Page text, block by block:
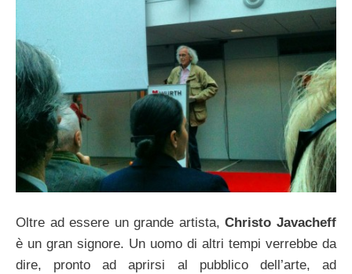
Oltre ad essere un grande artista, Christo Javacheff
è un gran signore. Un uomo di altri tempi verrebbe da
dire, pronto ad aprirsi al pubblico dell’arte, ad